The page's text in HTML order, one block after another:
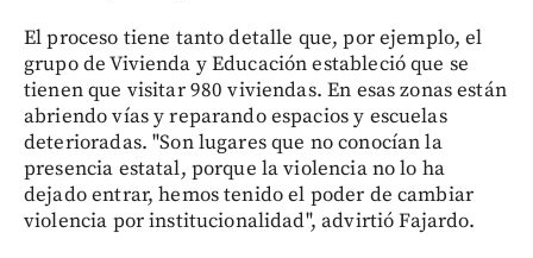
El proceso tiene tanto detalle que, por ejemplo, el
grupo de Vivienda y Educación estableció que se
tienen que visitar 980 viviendas. En esas zonas están
abriendo vías y reparando espacios y escuelas
deterioradas. "Son lugares que no conocían la
presencia estatal, porque la violencia no lo ha
dejado entrar, hemos tenido el poder de cambiar
violencia por institucionalidad", advirtió Fajardo.